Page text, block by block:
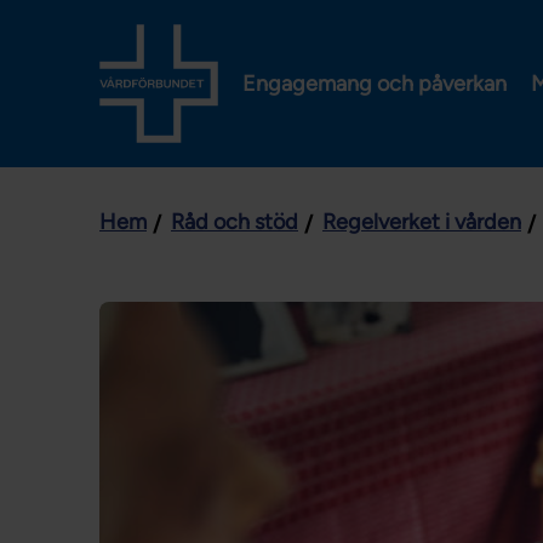
Engagemang och påverkan
Hem Råd och stöd Regelverket i vården